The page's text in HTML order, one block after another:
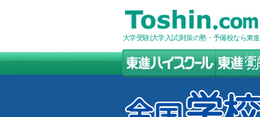
大学受験(大学入試)対策の塾・予備校なら東進